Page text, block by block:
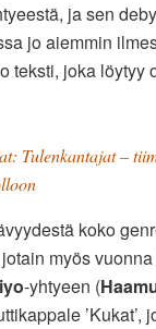
ja sen
jo aiemmin
teksti, joka löytyy
Tulenkantajat –
koko
myös
-yhtyeen (
’Kukat’,